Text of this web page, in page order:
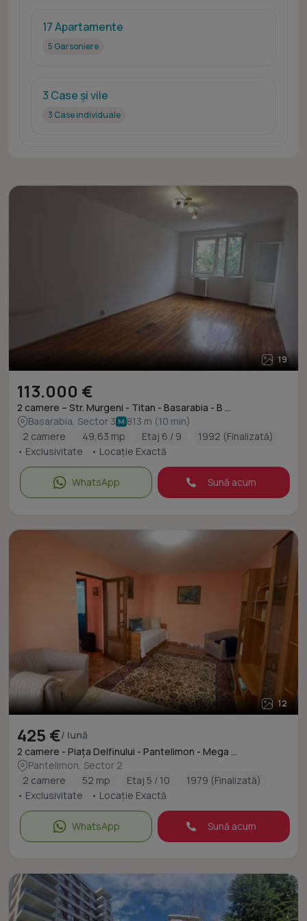
17 Apartamente
5 Garsoniere
3 Case și vile
3 Case individuale
19
113.000 €
2 camere – Str. Murgeni - Titan - Basarabia - B ...
Basarabia, Sector 3
813 m (10 min)
2 camere
49,63 mp Etaj 6 / 9
1992 (Finalizată)
• Exclusivitate
• Locație Exactă
WhatsApp Sună acum
12
425 €/ lună
2 camere - Piața Delfinului - Pantelimon - Mega ...
Pantelimon, Sector 2
2 camere
52 mp Etaj 5 / 10
1979 (Finalizată)
• Exclusivitate
• Locație Exactă
WhatsApp Sună acum